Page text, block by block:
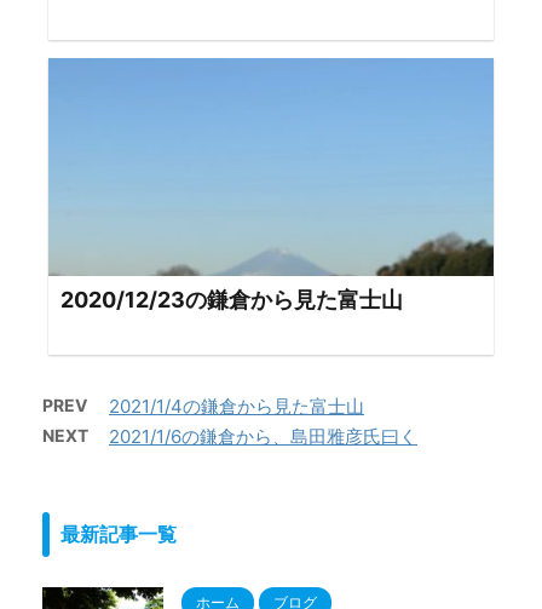
2020/12/23の鎌倉から見た富士山
PREV 2021/1/4の鎌倉から見た富士山
NEXT 2021/1/6の鎌倉から、島田雅彦氏曰く
最新記事一覧
ホーム ブログ